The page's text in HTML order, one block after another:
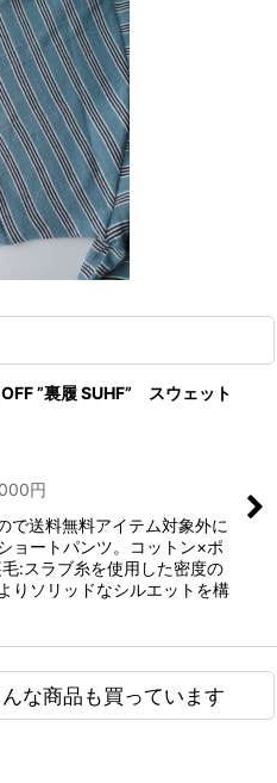
”裏履 SUHF” スウェット
円
で送料無料アイテム対象外に
ョートパンツ。コットン×ポ
:スラブ糸を使用した密度の
りソリッドなシルエットを構
な商品も買っています